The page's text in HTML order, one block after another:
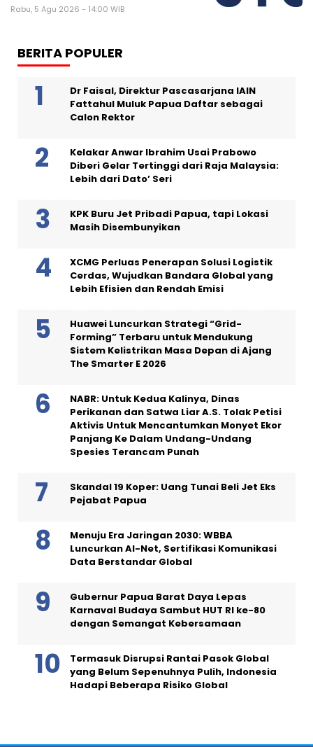
Rabu, 5 Agu 2026 - 14:00 WIB
BERITA POPULER
Dr Faisal, Direktur Pascasarjana IAIN
Fattahul Muluk Papua Daftar sebagai
Calon Rektor
Kelakar Anwar Ibrahim Usai Prabowo
Diberi Gelar Tertinggi dari Raja Malaysia:
Lebih dari Dato’ Seri
KPK Buru Jet Pribadi Papua, tapi Lokasi
Masih Disembunyikan
XCMG Perluas Penerapan Solusi Logistik
Cerdas, Wujudkan Bandara Global yang
Lebih Efisien dan Rendah Emisi
Huawei Luncurkan Strategi “Grid-
Forming” Terbaru untuk Mendukung
Sistem Kelistrikan Masa Depan di Ajang
The Smarter E 2026
NABR: Untuk Kedua Kalinya, Dinas
Perikanan dan Satwa Liar A.S. Tolak Petisi
Aktivis Untuk Mencantumkan Monyet Ekor
Panjang Ke Dalam Undang-Undang
Spesies Terancam Punah
Skandal 19 Koper: Uang Tunai Beli Jet Eks
Pejabat Papua
Menuju Era Jaringan 2030: WBBA
Luncurkan AI-Net, Sertifikasi Komunikasi
Data Berstandar Global
Gubernur Papua Barat Daya Lepas
Karnaval Budaya Sambut HUT RI ke-80
dengan Semangat Kebersamaan
Termasuk Disrupsi Rantai Pasok Global
yang Belum Sepenuhnya Pulih, Indonesia
Hadapi Beberapa Risiko Global